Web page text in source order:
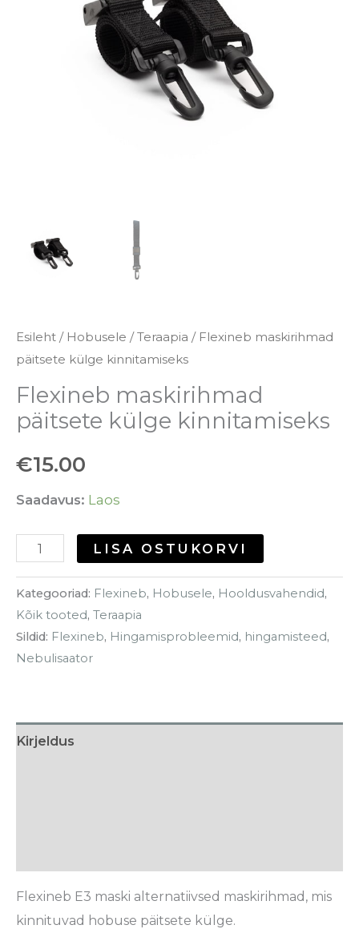
Esileht / Hobusele /Teraapia / Flexineb maskirihmad
päitsete külge kinnitamiseks
Flexineb maskirihmad
päitsete külge kinnitamiseks
€15.00
Saadavus: Laos
LISA OSTUKORVI
Kategooriad: Flexineb, Hobusele, Hooldusvahendid,
Kõik tooted, Teraapia
Sildid: Flexineb, Hingamisprobleemid, hingamisteed,
Nebulisaator
Kirjeldus
Flexineb E3 maski alternatiivsed maskirihmad, mis
kinnituvad hobuse päitsete külge.